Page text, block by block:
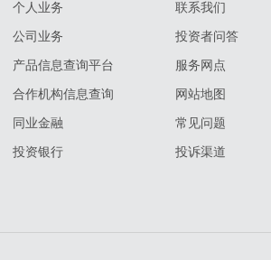
个人业务
公司业务
产品信息查询平台
合作机构信息查询
同业金融
投资银行
联系我们
投资者问答
服务网点
网站地图
常见问题
投诉渠道